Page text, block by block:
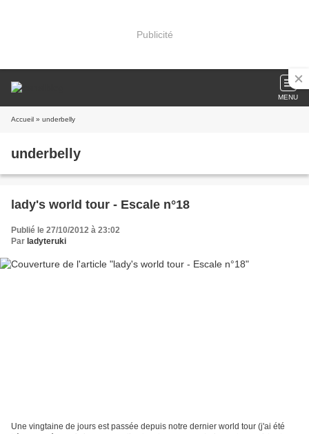
Publicité
MENU
Accueil » underbelly
underbelly
lady's world tour - Escale n°18
Publié le 27/10/2012 à 23:02
Par ladyteruki
Une vingtaine de jours est passée depuis notre dernier world tour (j'ai été